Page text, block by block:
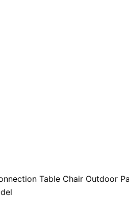
Table Chair Outdoor